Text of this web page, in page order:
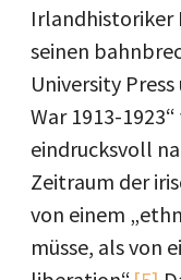
Irlandhistoriker
seinen
University
War 1913-
eindrucksvoll
Zeitraum der
von einem
müsse, als von